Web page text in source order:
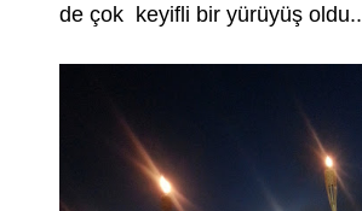
de çok keyifli bir yürüyüş oldu..